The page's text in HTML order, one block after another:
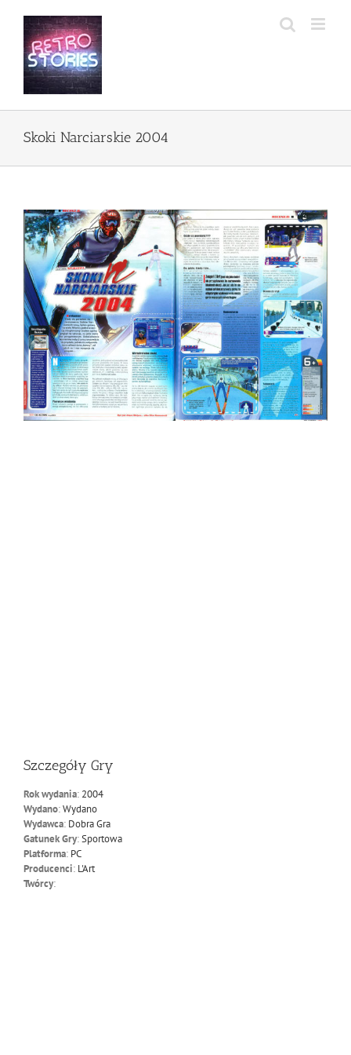
zawartości
Skoki Narciarskie 2004
Szczegóły Gry
Rok wydania: 2004
Wydano:Wydano
Wydawca: Dobra Gra
Gatunek Gry:Sportowa
Platforma: PC
Producenci: L'Art
Twórcy: